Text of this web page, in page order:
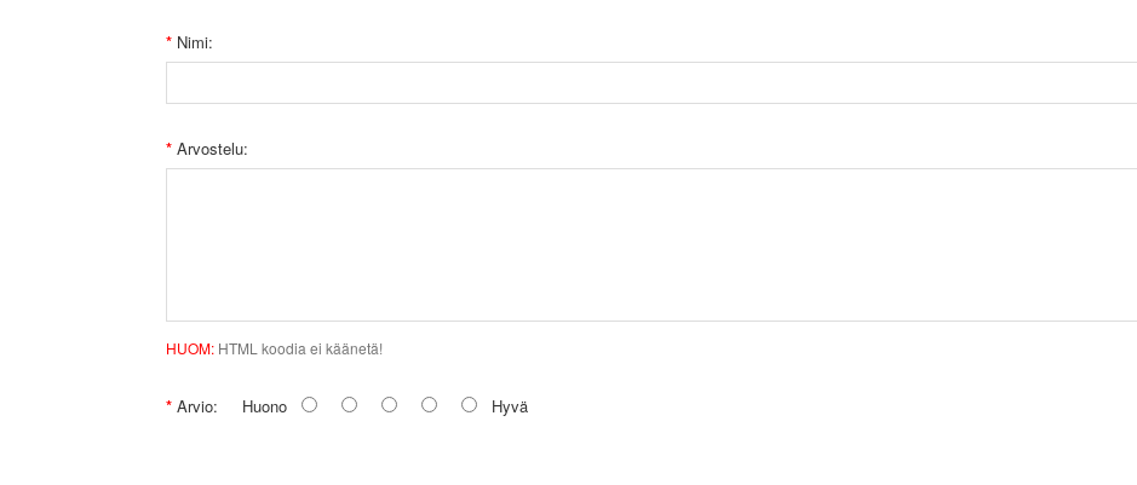
Nimi:
Arvostelu:
HUOM: HTML koodia ei käänetä!
Arvio: Huono Hyvä